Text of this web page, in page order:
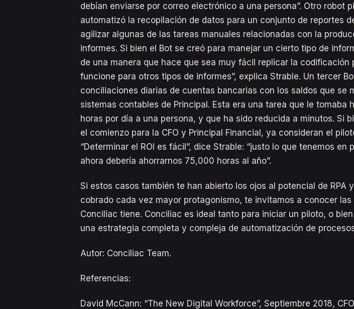
debían enviarse por correo electrónico a una persona”. Otro robot
automatizó la recopilación de datos para un conjunto de reportes
agilizar algunas de las tareas manuales relacionadas con la
informes. Si bien el Bot se creó para manejar un cierto tipo de
de una manera que hace que sea muy fácil replicar la codificación
funcione para otros tipos de informes”, explica Strable. Un tercer
conciliaciones diarias de cuentas bancarias con los saldos que se
sistemas contables de Principal. Esta era una tarea que le tomaba
horas por día a una persona, y que ha sido reducida a minutos. Si
el comienzo para la CFO y Principal Financial, ya consideran el
“Determinar el ROI es fácil”, dice Strable: “justo lo que tenemos en
ahora debería ahorrarnos 75,000 horas al año”.
Si estos casos también te han abierto los ojos al potencial de RPA
cobrado cada vez mayor protagonismo, te invitamos a conocer las
Conciliac tiene. Conciliac es ideal tanto para iniciar un piloto, o
una estrategia completa y compleja de automatización de
Autor: Conciliac Team.
Referencias:
David McCann: “The New Digital Workforce”, Septiembre 2018,